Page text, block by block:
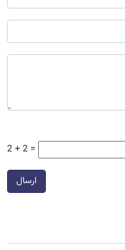
2 + 2 =
ارسال